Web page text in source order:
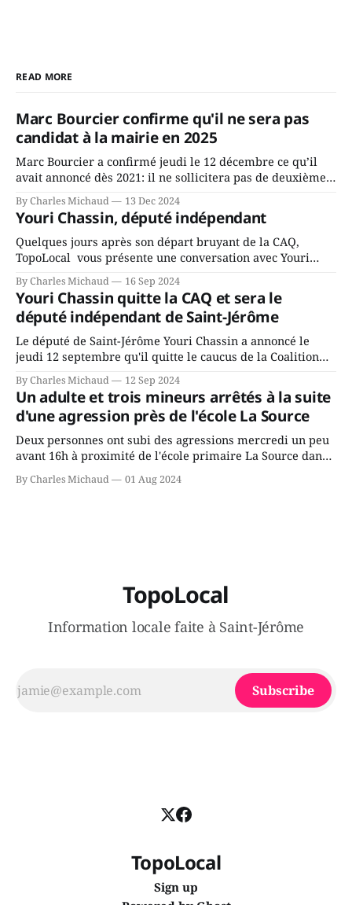
READ MORE
Marc Bourcier confirme qu'il ne sera pas
candidat à la mairie en 2025
Marc Bourcier a confirmé jeudi le 12 décembre ce qu’il
avait annoncé dès 2021: il ne sollicitera pas de deuxième
fait l’annonce en s’adressant aux employés de la ville,
rassemblés en soirée pour leur traditionnel souper
By Charles Michaud 13 Dec 2024
Youri Chassin, député indépendant
Quelques jours après son départ bruyant de la CAQ,
TopoLocal vous présente une conversation avec Youri
depuis longtemps? Sera-t-il candidat indépendant dans 2
ans? Joindrait-il un autre parti, par exemple les
conservateurs d’Éric Duhaime? Que lui
By Charles Michaud 16 Sep 2024
Youri Chassin quitte la CAQ et sera le
député indépendant de Saint-Jérôme
Le député de Saint-Jérôme Youri Chassin a annoncé le
jeudi 12 septembre qu'il quitte le caucus de la Coalition
gouvernement de la CAQ, surtout de son incapacité, qu'il
juge chronique, à offrir des
By Charles Michaud 12 Sep 2024
Un adulte et trois mineurs arrêtés à la suite
d'une agression près de l'école La Source
Deux personnes ont subi des agressions mercredi un peu
avant 16h à proximité de l'école primaire La Source dans
victimes aurait été écrasée sous un véhicule et aspergée
By Charles Michaud 01 Aug 2024
TopoLocal
Information locale faite à Saint-Jérôme
Subscribe
TopoLocal
Sign up